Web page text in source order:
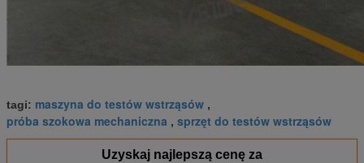
tagi: maszyna do testów wstrząsów ,
próba szokowa mechaniczna , sprzęt do testów wstrząsów
Uzyskaj najlepszą cenę za